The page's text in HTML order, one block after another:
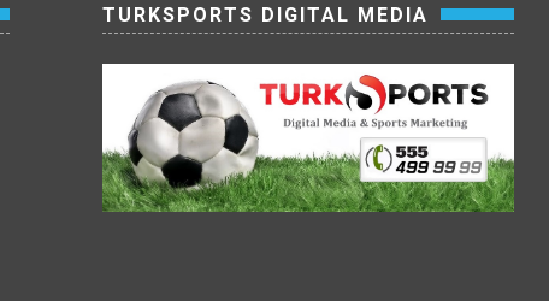
TURKSPORTS DIGITAL MEDIA